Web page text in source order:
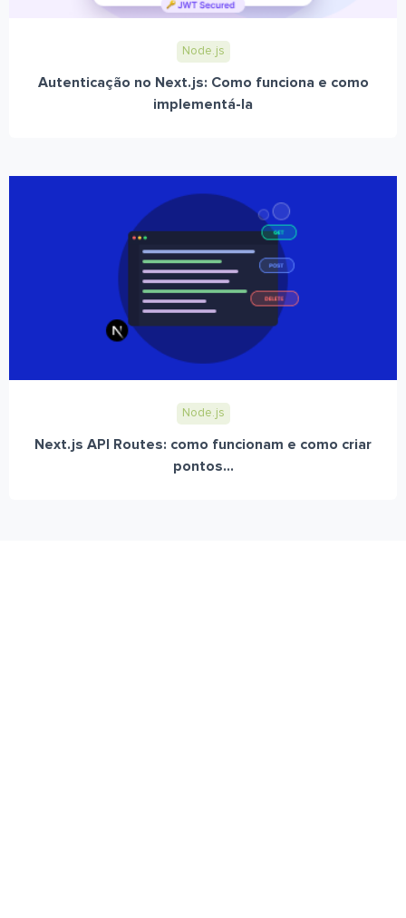
Node.js
Autenticação no Next.js: Como funciona e como
implementá-la
Node.js
Next.js API Routes: como funcionam e como criar
pontos...